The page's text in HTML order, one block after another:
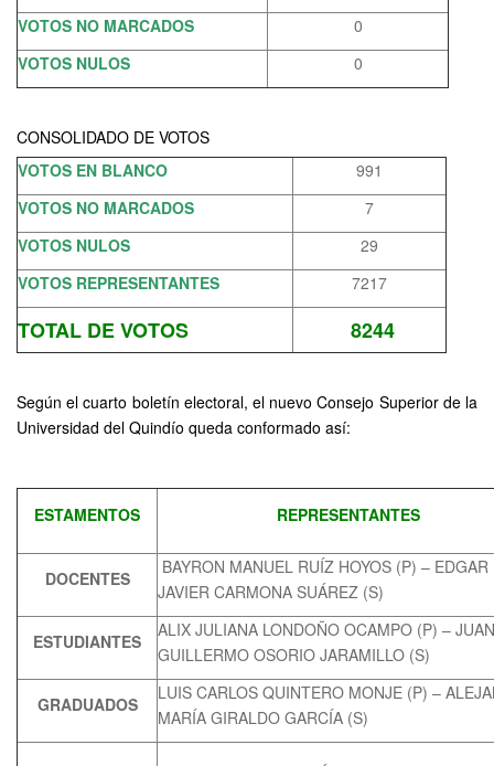
VOTOS NO MARCADOS
0
VOTOS NULOS
0
CONSOLIDADO DE VOTOS
VOTOS EN BLANCO
991
VOTOS NO MARCADOS
7
VOTOS NULOS
29
VOTOS REPRESENTANTES
7217
TOTAL DE VOTOS 8244
Según el cuarto boletín electoral, el nuevo Consejo Superior de la
Universidad del Quindío queda conformado así:
ESTAMENTOS REPRESENTANTES
DOCENTES
BAYRON MANUEL RUÍZ HOYOS (P) – EDGAR
JAVIER CARMONA SUÁREZ (S)
ESTUDIANTES
ALIX JULIANA LONDOÑO OCAMPO (P) – JUAN
GUILLERMO OSORIO JARAMILLO (S)
GRADUADOS
LUIS CARLOS QUINTERO MONJE (P) –
MARÍA GIRALDO GARCÍA (S)